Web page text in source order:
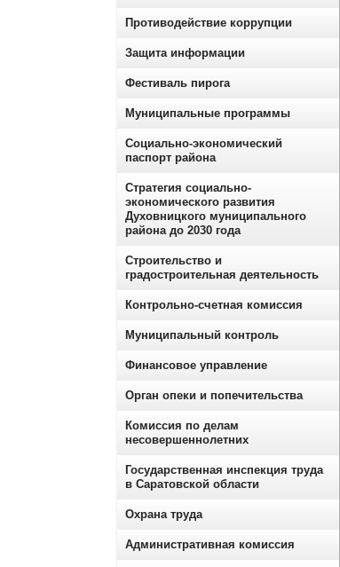
Противодействие коррупции
Защита информации
Фестиваль пирога
Муниципальные программы
Социально-экономический
паспорт района
Стратегия социально-
экономического развития
Духовницкого муниципального
района до 2030 года
Строительство и
градостроительная деятельность
Контрольно-счетная комиссия
Муниципальный контроль
Финансовое управление
Орган опеки и попечительства
Комиссия по делам
несовершеннолетних
Государственная инспекция труда
в Саратовской области
Охрана труда
Административная комиссия